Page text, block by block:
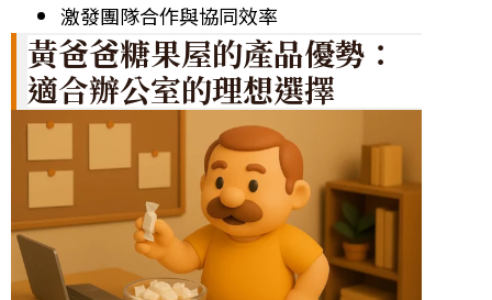
激發團隊合作與協同效率
黃爸爸糖果屋的產品優勢：
適合辦公室的理想選擇